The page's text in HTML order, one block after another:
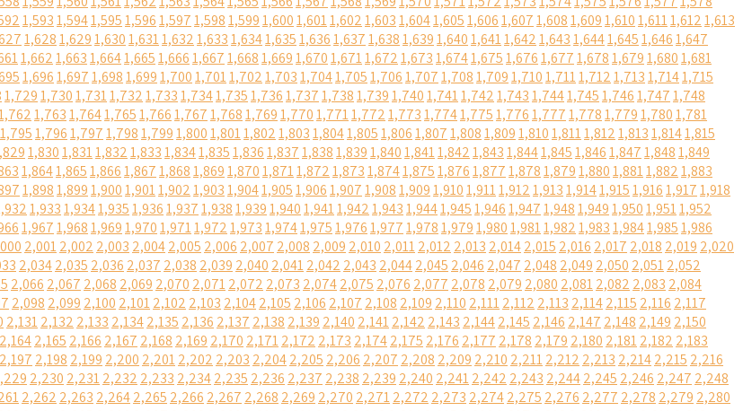
1,5931,5941,5951,5961,5971,5981,5991,6001,6011,6021,6031,6041,6051,6061,6071,6081,6091,6101,6111,6121,613
1,6281,6291,6301,6311,6321,6331,6341,6351,6361,6371,6381,6391,6401,6411,6421,6431,6441,6451,6461,647
1,6621,6631,6641,6651,6661,6671,6681,6691,6701,6711,6721,6731,6741,6751,6761,6771,6781,6791,6801,681
1,6961,6971,6981,6991,7001,7011,7021,7031,7041,7051,7061,7071,7081,7091,7101,7111,7121,7131,7141,715
1,7291,7301,7311,7321,7331,7341,7351,7361,7371,7381,7391,7401,7411,7421,7431,7441,7451,7461,7471,748
1,7631,7641,7651,7661,7671,7681,7691,7701,7711,7721,7731,7741,7751,7761,7771,7781,7791,7801,781
1,7951,7961,7971,7981,7991,8001,8011,8021,8031,8041,8051,8061,8071,8081,8091,8101,8111,8121,8131,8141,815
1,8301,8311,8321,8331,8341,8351,8361,8371,8381,8391,8401,8411,8421,8431,8441,8451,8461,8471,8481,849
1,8641,8651,8661,8671,8681,8691,8701,8711,8721,8731,8741,8751,8761,8771,8781,8791,8801,8811,8821,883
1,8981,8991,9001,9011,9021,9031,9041,9051,9061,9071,9081,9091,9101,9111,9121,9131,9141,9151,9161,9171,918
1,9331,9341,9351,9361,9371,9381,9391,9401,9411,9421,9431,9441,9451,9461,9471,9481,9491,9501,9511,952
1,9671,9681,9691,9701,9711,9721,9731,9741,9751,9761,9771,9781,9791,9801,9811,9821,9831,9841,9851,986
2,0012,002 2,003 2,0042,005 2,006 2,007 2,008 2,009 2,010 2,0112,012 2,013 2,0142,015 2,016 2,017 2,018 2,019 2,020
2,0342,035 2,036 2,037 2,038 2,039 2,040 2,0412,042 2,043 2,0442,045 2,046 2,047 2,048 2,049 2,050 2,0512,052
2,066 2,067 2,068 2,069 2,070 2,0712,072 2,073 2,0742,075 2,076 2,077 2,078 2,079 2,080 2,0812,082 2,083 2,084
2,098 2,099 2,100 2,1012,102 2,103 2,1042,105 2,106 2,107 2,108 2,109 2,110 2,1112,112 2,113 2,1142,115 2,116 2,117
2,1312,132 2,133 2,1342,135 2,136 2,137 2,138 2,139 2,140 2,1412,142 2,143 2,1442,145 2,146 2,147 2,148 2,149 2,150
2,1642,165 2,166 2,167 2,168 2,169 2,170 2,1712,172 2,173 2,1742,175 2,176 2,177 2,178 2,179 2,180 2,1812,182 2,183
2,197 2,198 2,199 2,200 2,2012,202 2,203 2,2042,205 2,206 2,207 2,208 2,209 2,210 2,2112,212 2,213 2,2142,215 2,216
2,230 2,2312,232 2,233 2,2342,235 2,236 2,237 2,238 2,239 2,240 2,2412,242 2,243 2,2442,245 2,246 2,247 2,248
2,262 2,263 2,2642,265 2,266 2,267 2,268 2,269 2,270 2,2712,272 2,273 2,2742,275 2,276 2,277 2,278 2,279 2,280